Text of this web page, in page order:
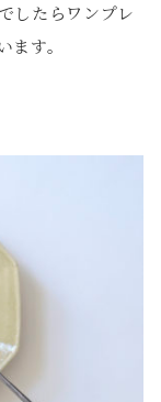
したらワンプレ
す。